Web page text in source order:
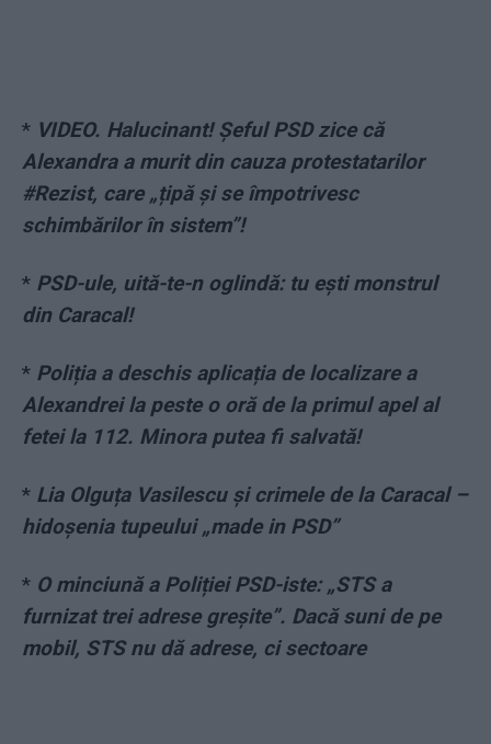
* VIDEO. Halucinant! Șeful PSD zice că
Alexandra a murit din cauza protestatarilor
#Rezist, care „țipă și se împotrivesc
schimbărilor în sistem”!
* PSD-ule, uită-te-n oglindă: tu ești monstrul
din Caracal!
* Poliția a deschis aplicația de localizare a
Alexandrei la peste o oră de la primul apel al
fetei la 112. Minora putea fi salvată!
* Lia Olguța Vasilescu și crimele de la Caracal –
hidoșenia tupeului „made in PSD”
* O minciună a Poliției PSD-iste: „STS a
furnizat trei adrese greșite”. Dacă suni de pe
mobil, STS nu dă adrese, ci sectoare